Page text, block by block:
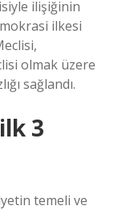
ilişiğinin
ilkesi
olmak üzere
sağlandı.
3
temeli ve